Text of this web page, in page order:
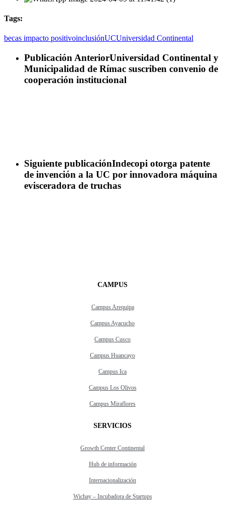
Tags:
becas impacto positivoinclusiónUCUniversidad Continental
Publicación AnteriorUniversidad Continental y
Municipalidad de Rímac suscriben convenio de
cooperación institucional
Siguiente publicaciónIndecopi otorga patente
de invención a la UC por innovadora máquina
evisceradora de truchas
CAMPUS
Campus Arequipa
Campus Ayacucho
Campus Cusco
Campus Huancayo
Campus Ica
Campus Los Olivos
Campus Miraflores
SERVICIOS
Growth Center Continental
Hub de información
Internacionalización
Wichay – Incubadora de Startups